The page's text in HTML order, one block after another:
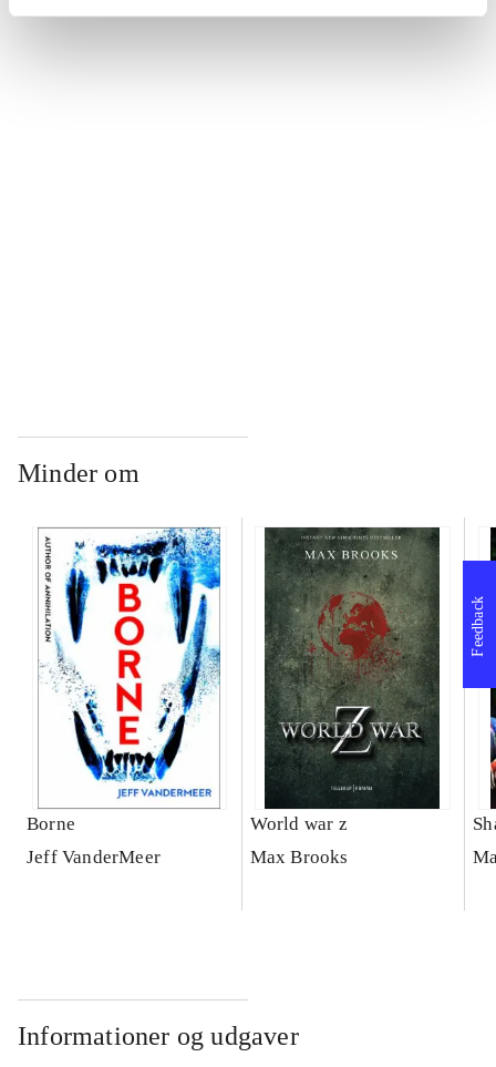
...
Minder om
Borne
Jeff VanderMeer
World war z
Max Brooks
Informationer og udgaver
Feedback